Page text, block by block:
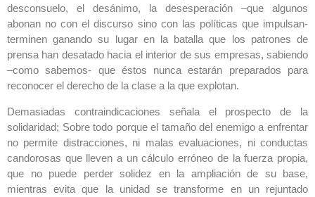
desconsuelo, el desánimo, la desesperación –que algunos
abonan no con el discurso sino con las políticas que impulsan-
terminen ganando su lugar en la batalla que los patrones de
prensa han desatado hacia el interior de sus empresas, sabiendo
–como sabemos- que éstos nunca estarán preparados para
reconocer el derecho de la clase a la que explotan.
Demasiadas contraindicaciones señala el prospecto de la
solidaridad; Sobre todo porque el tamaño del enemigo a enfrentar
no permite distracciones, ni malas evaluaciones, ni conductas
candorosas que lleven a un cálculo erróneo de la fuerza propia,
que no puede perder solidez en la ampliación de su base,
mientras evita que la unidad se transforme en un rejuntado